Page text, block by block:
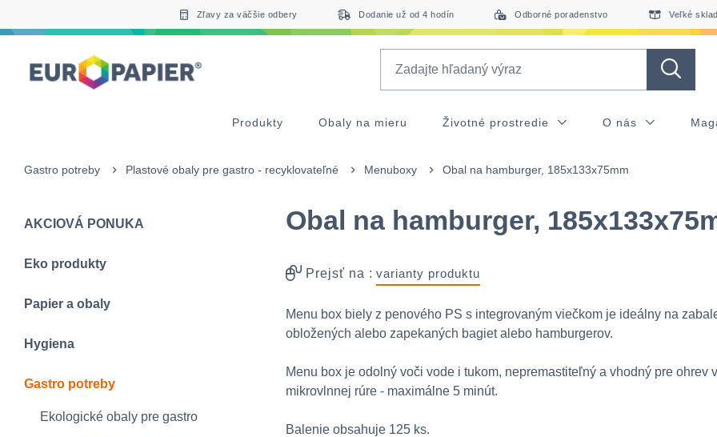
Zľavy za väčšie odbery Dodanie už od 4 hodín Odborné poradenstvo Veľké
Produkty Obaly na mieru Životné prostredie O nás
Gastro potreby Plastové obaly pre gastro - recyklovateľné Menuboxy Obal na hamburger, 185x133x75mm
AKCIOVÁ PONUKA
Eko produkty
Papier a obaly
Hygiena
Gastro potreby
Ekologické obaly pre gastro
Obal na hamburger,
Prejsť na : varianty produktu
Menu box biely z penového PS s integrovaným viečkom je ideálny na
obložených alebo zapekaných bagiet alebo hamburgerov.
Menu box je odolný voči vode i tukom, nepremastiteľný a vhodný pre ohrev v
mikrovlnnej rúre - maximálne 5 minút.
Balenie obsahuje 125 ks.